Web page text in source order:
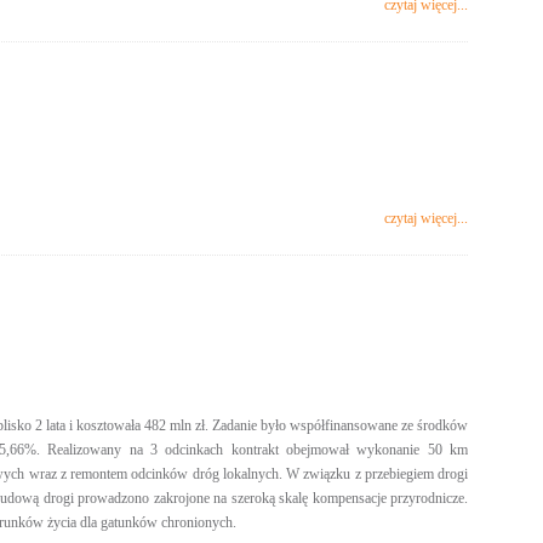
czytaj więcej...
czytaj więcej...
2 lata i kosztowała 482 mln zł. Zadanie było współfinansowane ze środków
Realizowany na 3 odcinkach kontrakt obejmował wykonanie 50 km
wraz z remontem odcinków dróg lokalnych. W związku z przebiegiem drogi
drogi prowadzono zakrojone na szeroką skalę kompensacje przyrodnicze.
życia dla gatunków chronionych.